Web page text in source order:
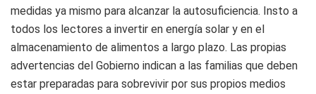
medidas ya mismo para alcanzar la autosuficiencia. Insto a
todos los lectores a invertir en energía solar y en el
almacenamiento de alimentos a largo plazo. Las propias
advertencias del Gobierno indican a las familias que deben
estar preparadas para sobrevivir por sus propios medios